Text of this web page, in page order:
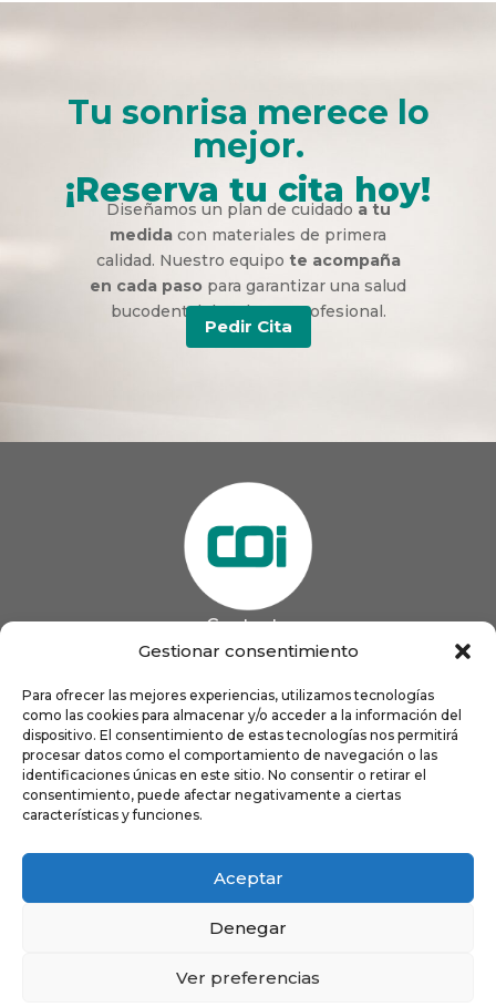
Gestionar consentimiento
Para ofrecer las mejores experiencias, utilizamos tecnologías
como las cookies para almacenar y/o acceder a la información del
dispositivo. El consentimiento de estas tecnologías nos permitirá
procesar datos como el comportamiento de navegación o las
identificaciones únicas en este sitio. No consentir o retirar el
consentimiento, puede afectar negativamente a ciertas
características y funciones.
Aceptar
Denegar
Ver preferencias
Tu sonrisa merece lo
mejor.
¡Reserva tu cita hoy!
Diseñamos un plan de cuidado a tu
medida con materiales de primera
calidad. Nuestro equipo te acompaña
en cada paso para garantizar una salud
bucodental duradera y profesional.
Pedir Cita
Contacto
 coigijon@gmail.com
Horario
Lun
9:00 a 13:00 - 16:00 a 21:00
Mar
9:00 a 13:00 - 16:00 a 20:00
Mié
9:00 a 14:00 - 16:00 a 19:00
Jue
9:00 a 13:00 - 16:00 a 19:00